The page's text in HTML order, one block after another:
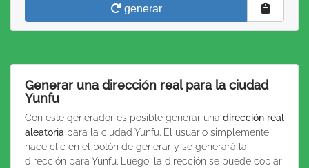
generar
Generar una dirección real para la ciudad
Yunfu
Con este generador es posible generar una dirección real
aleatoria para la ciudad Yunfu. El usuario simplemente
hace clic en el botón de generar y se generará la
dirección para Yunfu. Luego, la dirección se puede copiar